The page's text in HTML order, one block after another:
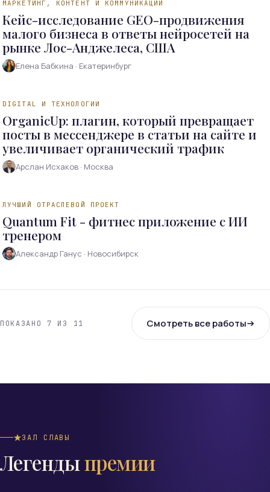
НОМИНАНТ 2026
МАРКЕТИНГ, КОНТЕНТ И КОММУНИКАЦИИ
Кейс-исследование GEO-продвижения
малого бизнеса в ответы нейросетей на
рынке Лос-Анджелеса, США
Елена Бабкина · Екатеринбург
НОМИНАНТ 2026
DIGITAL И ТЕХНОЛОГИИ
OrganicUp: плагин, который превращает
посты в мессенджере в статьи на сайте и
увеличивает органический трафик
Арслан Исхаков · Москва
НОМИНАНТ 2026
ЛУЧШИЙ ОТРАСЛЕВОЙ ПРОЕКТ
Quantum Fit - фитнес приложение с ИИ
тренером
Александр Ганус · Новосибирск
ПОКАЗАНО 7 ИЗ 11 Смотреть все работы
ЗАЛ СЛАВЫ
Легендыпремии